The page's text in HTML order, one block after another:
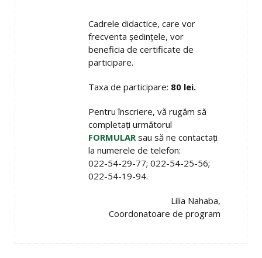
Cadrele didactice, care vor
frecventa şedinţele, vor
beneficia de certificate de
participare.
Taxa de participare: 80 lei.
Pentru înscriere, vă rugăm să
completați următorul
FORMULAR sau să ne contactaţi
la numerele de telefon:
022-54-29-77; 022-54-25-56;
022-54-19-94.
Lilia Nahaba,
Coordonatoare de program